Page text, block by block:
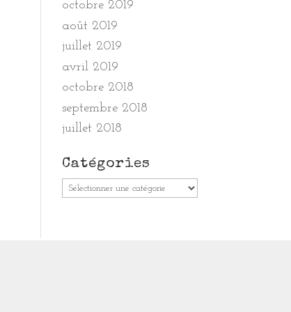
octobre 2019
août 2019
juillet 2019
avril 2019
octobre 2018
septembre 2018
juillet 2018
Catégories
Catégories